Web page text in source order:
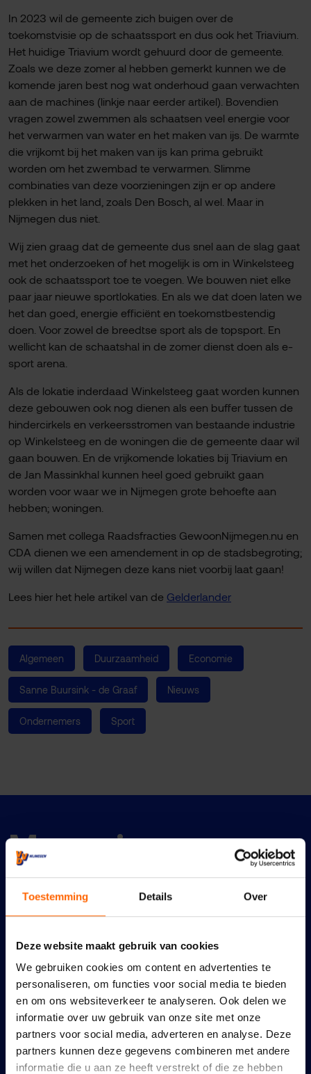
Toestemming Details Over
Deze website maakt gebruik van cookies
We gebruiken cookies om content en advertenties te
personaliseren, om functies voor social media te bieden
en om ons websiteverkeer te analyseren. Ook delen we
informatie over uw gebruik van onze site met onze
partners voor social media, adverteren en analyse. Deze
partners kunnen deze gegevens combineren met andere
informatie die u aan ze heeft verstrekt of die ze hebben
In 2023 wil de gemeente zich buigen over de
toekomstvisie op de schaatssport en dus ook het Triavium.
Het huidige Triavium wordt gehuurd door de gemeente.
Zoals we deze zomer al hebben gemerkt kunnen we de
komende jaren best nog wat onderhoud gaan verwachten
aan de machines (linkje naar eerder artikel). Bovendien
vragen zowel zwemmen als schaatsen veel energie voor
het verwarmen van water en het maken van ijs. De warmte
die vrijkomt bij het maken van ijs kan prima gebruikt
worden om het zwembad te verwarmen. Slimme
combinaties van deze voorzieningen zijn er op andere
plekken in het land, zoals Den Bosch, al wel. Maar in
Nijmegen dus niet.
Wij zien graag dat de gemeente dus snel aan de slag gaat
met het onderzoeken of het mogelijk is om in Winkelsteeg
ook de schaatssport toe te voegen. We bouwen niet elke
paar jaar nieuwe sportlokaties. En als we dat doen laten we
het dan goed, energie efficiënt en toekomstbestendig
doen. Voor zowel de breedtse sport als de topsport. En
wellicht kan de schaatshal in de zomer dienst doen als e-
sport arena.
Als de lokatie inderdaad Winkelsteeg gaat worden kunnen
deze gebouwen ook nog dienen als een buffer tussen de
hindercirkels en verkeersstromen van bestaande industrie
op Winkelsteeg en de woningen die de gemeente daar wil
gaan bouwen. En de vrijkomende lokaties bij Triavium en
de Jan Massinkhal kunnen heel goed gebruikt gaan
worden voor waar we in Nijmegen grote behoefte aan
hebben; woningen.
Samen met collega Raadsfracties GewoonNijmegen.nu en
CDA dienen we een amendement in op de stadsbegroting;
wij willen dat Nijmegen deze kans niet voorbij laat gaan!
Lees hier het hele artikel van de Gelderlander
Algemeen Duurzaamheid Economie
Sanne Buursink - de Graaf Nieuws
Ondernemers Sport
Meer nieuws